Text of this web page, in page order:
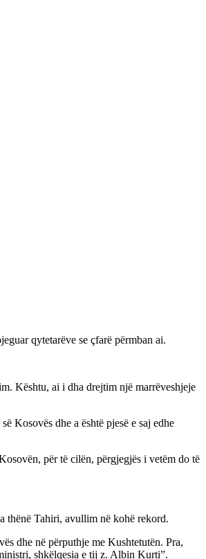
qytetarëve se çfarë përmban ai.
Kështu, ai i dha drejtim një marrëveshjeje
Kosovës dhe a është pjesë e saj edhe
për të cilën, përgjegjës i vetëm do të
thënë Tahiri, avullim në kohë rekord.
dhe në përputhje me Kushtetutën. Pra,
shkëlqesia e tij z. Albin Kurti”.